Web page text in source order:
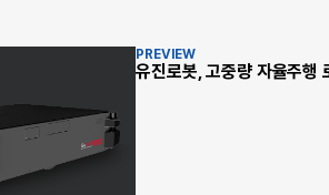
유진로봇, 고중량 자율주행
PREVIEW